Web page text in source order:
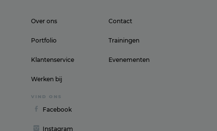
Over ons
Portfolio
Klantenservice
Werken bij
Contact
Trainingen
Evenementen
VIND ONS
Facebook
Instagram